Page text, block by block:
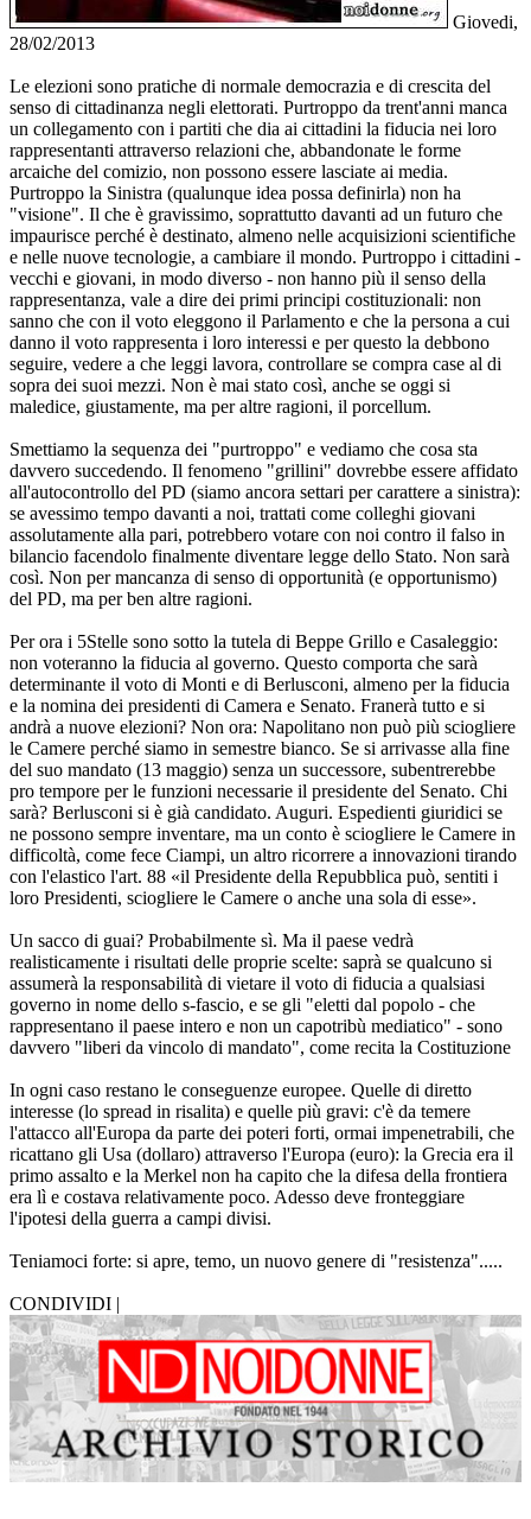
Giovedi,
28/02/2013
Le elezioni sono pratiche di normale democrazia e di crescita del
senso di cittadinanza negli elettorati. Purtroppo da trent'anni manca
un collegamento con i partiti che dia ai cittadini la fiducia nei loro
rappresentanti attraverso relazioni che, abbandonate le forme
arcaiche del comizio, non possono essere lasciate ai media.
Purtroppo la Sinistra (qualunque idea possa definirla) non ha
"visione". Il che è gravissimo, soprattutto davanti ad un futuro che
impaurisce perché è destinato, almeno nelle acquisizioni scientifiche
e nelle nuove tecnologie, a cambiare il mondo. Purtroppo i cittadini -
vecchi e giovani, in modo diverso - non hanno più il senso della
rappresentanza, vale a dire dei primi principi costituzionali: non
sanno che con il voto eleggono il Parlamento e che la persona a cui
danno il voto rappresenta i loro interessi e per questo la debbono
seguire, vedere a che leggi lavora, controllare se compra case al di
sopra dei suoi mezzi. Non è mai stato così, anche se oggi si
maledice, giustamente, ma per altre ragioni, il porcellum.
Smettiamo la sequenza dei "purtroppo" e vediamo che cosa sta
davvero succedendo. Il fenomeno "grillini" dovrebbe essere affidato
all'autocontrollo del PD (siamo ancora settari per carattere a sinistra):
se avessimo tempo davanti a noi, trattati come colleghi giovani
assolutamente alla pari, potrebbero votare con noi contro il falso in
bilancio facendolo finalmente diventare legge dello Stato. Non sarà
così. Non per mancanza di senso di opportunità (e opportunismo)
del PD, ma per ben altre ragioni.
Per ora i 5Stelle sono sotto la tutela di Beppe Grillo e Casaleggio:
non voteranno la fiducia al governo. Questo comporta che sarà
determinante il voto di Monti e di Berlusconi, almeno per la fiducia
e la nomina dei presidenti di Camera e Senato. Franerà tutto e si
andrà a nuove elezioni? Non ora: Napolitano non può più sciogliere
le Camere perché siamo in semestre bianco. Se si arrivasse alla fine
del suo mandato (13 maggio) senza un successore, subentrerebbe
pro tempore per le funzioni necessarie il presidente del Senato. Chi
sarà? Berlusconi si è già candidato. Auguri. Espedienti giuridici se
ne possono sempre inventare, ma un conto è sciogliere le Camere in
difficoltà, come fece Ciampi, un altro ricorrere a innovazioni tirando
con l'elastico l'art. 88 «il Presidente della Repubblica può, sentiti i
loro Presidenti, sciogliere le Camere o anche una sola di esse».
Un sacco di guai? Probabilmente sì. Ma il paese vedrà
realisticamente i risultati delle proprie scelte: saprà se qualcuno si
assumerà la responsabilità di vietare il voto di fiducia a qualsiasi
governo in nome dello s-fascio, e se gli "eletti dal popolo - che
rappresentano il paese intero e non un capotribù mediatico" - sono
davvero "liberi da vincolo di mandato", come recita la Costituzione
In ogni caso restano le conseguenze europee. Quelle di diretto
interesse (lo spread in risalita) e quelle più gravi: c'è da temere
l'attacco all'Europa da parte dei poteri forti, ormai impenetrabili, che
ricattano gli Usa (dollaro) attraverso l'Europa (euro): la Grecia era il
primo assalto e la Merkel non ha capito che la difesa della frontiera
era lì e costava relativamente poco. Adesso deve fronteggiare
l'ipotesi della guerra a campi divisi.
Teniamoci forte: si apre, temo, un nuovo genere di "resistenza".....
CONDIVIDI |